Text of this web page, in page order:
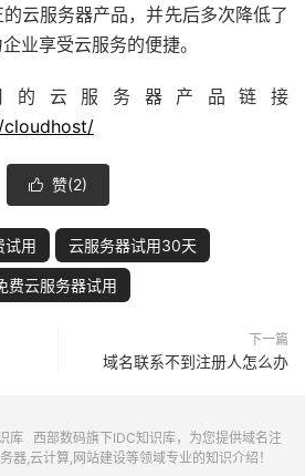
云服务器产品，并先后多次降低了
业享受云服务的便捷。
的云服务器产品链接
 赞(2)
试用 云服务器试用30天
费云服务器试用
下一篇
域名联系不到注册人怎么办
库 西部数码旗下IDC知识库，为您提供域名注
器,云计算,网站建设等领域专业的知识介绍！